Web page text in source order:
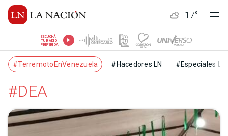
17°
ESCUCHÁ
TU RADIO
PREFERIDA
#TerremotoEnVenezuela #Hacedores LN #Especiales LN
#DEA